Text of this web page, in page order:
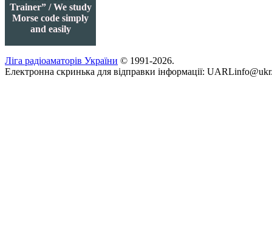
Trainer” / We study
Morse code simply
and easily
Ліга радіоаматорів України © 1991-2026.
Електронна скринька для відправки інформації: